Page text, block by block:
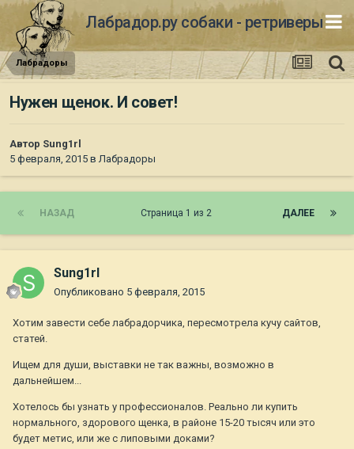
Лабрадор.ру собаки - ретриверы
Лабрадоры
Нужен щенок. И совет!
Автор Sung1rl
5 февраля, 2015 вЛабрадоры
НАЗАД ДАЛЕЕ
Страница 1 из 2
Sung1rl
Опубликовано 5 февраля, 2015
Хотим завести себе лабрадорчика, пересмотрела кучу сайтов,
статей.
Ищем для души, выставки не так важны, возможно в
дальнейшем...
Хотелось бы узнать у профессионалов. Реально ли купить
нормального, здорового щенка, в районе 15-20 тысяч или это
будет метис, или же с липовыми доками?